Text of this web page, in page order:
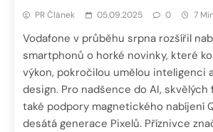
PR Článek 05.09.2025 0 7
Vodafone v průběhu srpna rozšířil
smartphonů o horké novinky, které
výkon, pokročilou umělou inteligenci
design. Pro nadšence do AI,
také podpory magnetického nabíjení
desátá generace Pixelů. Příznivce